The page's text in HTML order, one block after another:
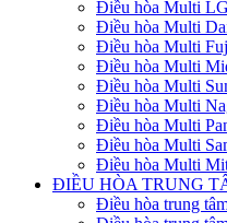
Điều hòa Multi LG
Điều hòa Multi
Điều hòa Multi
Điều hòa Multi
Điều hòa Multi
Điều hòa Multi
Điều hòa Multi
Điều hòa Multi
Điều hòa Multi
ĐIỀU HÒA TRUNG
Điều hòa trung